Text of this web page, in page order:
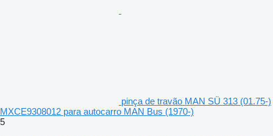
pinça de travão MAN SÜ 313 (01.75-)
MXCE9308012 para autocarro MAN Bus (1970-)
5